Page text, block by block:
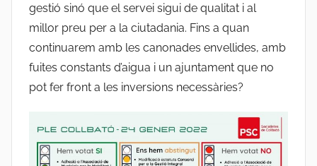
gestió sinó que el servei sigui de qualitat i al
millor preu per a la ciutadania. Fins a quan
continuarem amb les canonades envellides, amb
fuites constants d’aigua i un ajuntament que no
pot fer front a les inversions necessàries?